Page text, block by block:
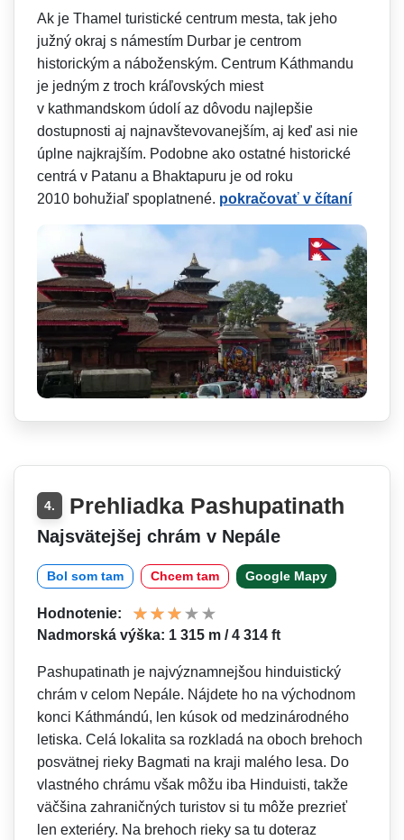
Ak je Thamel turistické centrum mesta, tak jeho
južný okraj s námestím Durbar je centrom
historickým a náboženským. Centrum Káthmandu
je jedným z troch kráľovských miest
v kathmandskom údolí az dôvodu najlepšie
dostupnosti aj najnavštevova­nejším, aj keď asi nie
úplne najkrajším. Podobne ako ostatné historické
centrá v Patanu a Bhaktapuru je od roku
2010 bohužiaľ spoplatnené. pokračovať v čítaní
4. Prehliadka Pashupatinath
Najsvätejšej chrám v Nepále
Bol som tam Chcem tam Google Mapy
Hodnotenie:
Nadmorská výška: 1 315 m / 4 314 ft
Pashupatinath je najvýznamnejšou hinduistický
chrám v celom Nepále. Nájdete ho na východnom
konci Káthmándú, len kúsok od medzinárodného
letiska. Celá lokalita sa rozkladá na oboch brehoch
posvätnej rieky Bagmati na kraji malého lesa. Do
vlastného chrámu však môžu iba Hinduisti, takže
väčšina zahraničných turistov si tu môže prezrieť
len exteriéry. Na brehoch rieky sa tu doteraz